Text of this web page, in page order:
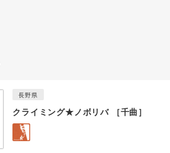
長野県
クライミング★ノボリバ ［千曲］